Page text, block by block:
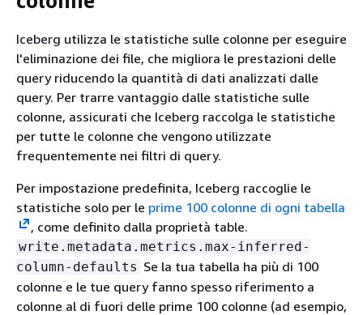
Iceberg utilizza le statistiche sulle colonne per eseguire
l'eliminazione dei file, che migliora le prestazioni delle
query riducendo la quantità di dati analizzati dalle
query. Per trarre vantaggio dalle statistiche sulle
colonne, assicurati che Iceberg raccolga le statistiche
per tutte le colonne che vengono utilizzate
frequentemente nei filtri di query.
Per impostazione predefinita, Iceberg raccoglie le
statistiche solo per le prime 100 colonne di ogni tabella
, come definito dalla proprietà table.
write.metadata.metrics.max-inferred-
column-defaults Se la tua tabella ha più di 100
colonne e le tue query fanno spesso riferimento a
colonne al di fuori delle prime 100 colonne (ad esempio,